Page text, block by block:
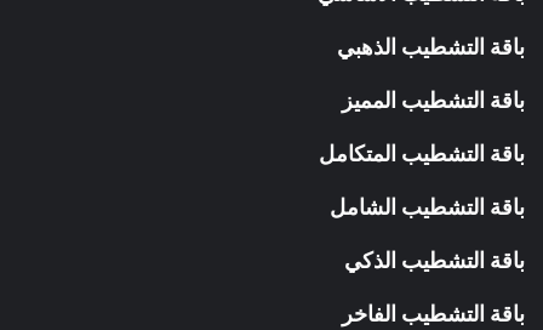
باقة التشطيب الذهبي
باقة التشطيب المميز
باقة التشطيب المتكامل
باقة التشطيب الشامل
باقة التشطيب الذكي
باقة التشطيب الفاخر